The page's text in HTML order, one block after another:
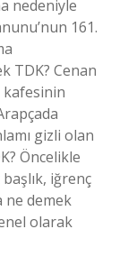
nedeniyle
161.
TDK? Cenan
kafesinin
gizli olan
Öncelikle
iğrenç
ne demek
olarak